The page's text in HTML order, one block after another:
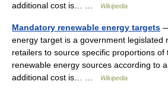
additional cost is… …
Wikipedia
Mandatory renewable energy targets
energy target is a government legislated
retailers to source specific proportions of
renewable energy sources according to
additional cost is… …
Wikipedia